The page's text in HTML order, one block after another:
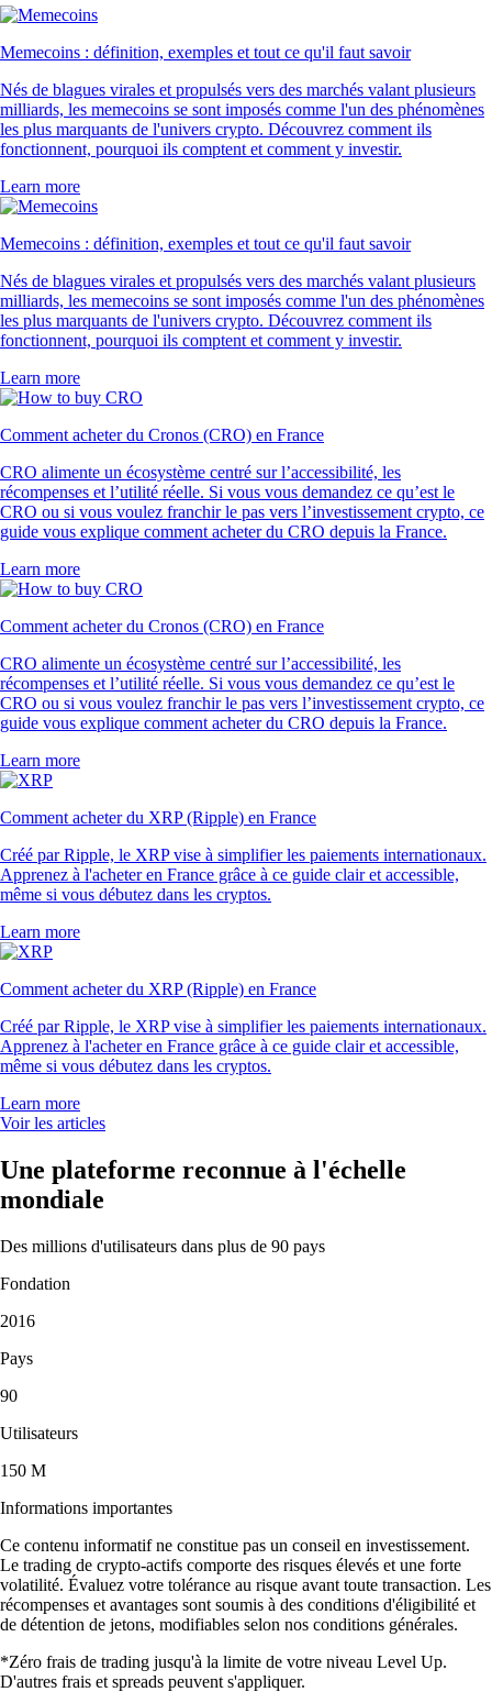
Memecoins : définition, exemples et tout ce qu'il faut savoir
Nés de blagues virales et propulsés vers des marchés valant plusieurs
milliards, les memecoins se sont imposés comme l'un des phénomènes
les plus marquants de l'univers crypto. Découvrez comment ils
fonctionnent, pourquoi ils comptent et comment y investir.
Learn more
Memecoins : définition, exemples et tout ce qu'il faut savoir
Nés de blagues virales et propulsés vers des marchés valant plusieurs
milliards, les memecoins se sont imposés comme l'un des phénomènes
les plus marquants de l'univers crypto. Découvrez comment ils
fonctionnent, pourquoi ils comptent et comment y investir.
Learn more
Comment acheter du Cronos (CRO) en France
CRO alimente un écosystème centré sur l’accessibilité, les
récompenses et l’utilité réelle. Si vous vous demandez ce qu’est le
CRO ou si vous voulez franchir le pas vers l’investissement crypto, ce
guide vous explique comment acheter du CRO depuis la France.
Learn more
Comment acheter du Cronos (CRO) en France
CRO alimente un écosystème centré sur l’accessibilité, les
récompenses et l’utilité réelle. Si vous vous demandez ce qu’est le
CRO ou si vous voulez franchir le pas vers l’investissement crypto, ce
guide vous explique comment acheter du CRO depuis la France.
Learn more
Comment acheter du XRP (Ripple) en France
Créé par Ripple, le XRP vise à simplifier les paiements internationaux.
Apprenez à l'acheter en France grâce à ce guide clair et accessible,
même si vous débutez dans les cryptos.
Learn more
Comment acheter du XRP (Ripple) en France
Créé par Ripple, le XRP vise à simplifier les paiements internationaux.
Apprenez à l'acheter en France grâce à ce guide clair et accessible,
même si vous débutez dans les cryptos.
Learn more
Voir les articles
Une plateforme reconnue à l'échelle
mondiale
Des millions d'utilisateurs dans plus de 90 pays
Fondation
2016
Pays
90
Utilisateurs
150 M
Informations importantes
Ce contenu informatif ne constitue pas un conseil en investissement.
Le trading de crypto-actifs comporte des risques élevés et une forte
volatilité. Évaluez votre tolérance au risque avant toute transaction. Les
récompenses et avantages sont soumis à des conditions d'éligibilité et
de détention de jetons, modifiables selon nos conditions générales.
*Zéro frais de trading jusqu'à la limite de votre niveau Level Up.
D'autres frais et spreads peuvent s'appliquer.